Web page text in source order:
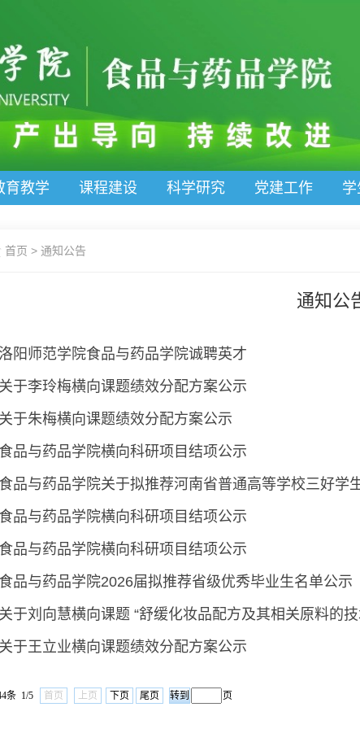
育教学 课程建设 科学研究 党建工作
首页 > 通知公告
通知公
洛阳师范学院食品与药品学院诚聘英才
关于李玲梅横向课题绩效分配方案公示
关于朱梅横向课题绩效分配方案公示
食品与药品学院横向科研项目结项公示
食品与药品学院关于拟推荐河南省普通高等学校三好学
食品与药品学院横向科研项目结项公示
食品与药品学院横向科研项目结项公示
食品与药品学院2026届拟推荐省级优秀毕业生名单公示
关于刘向慧横向课题 “舒缓化妆品配方及其相关原料的
关于王立业横向课题绩效分配方案公示
条 1/5 首页 上页 下页 尾页 页